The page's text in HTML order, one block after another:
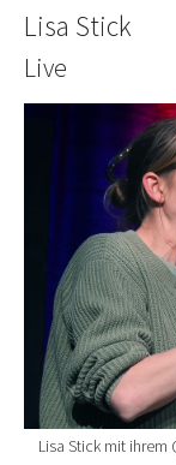
Lisa Stick
Live
Lisa Stick mit ihrem